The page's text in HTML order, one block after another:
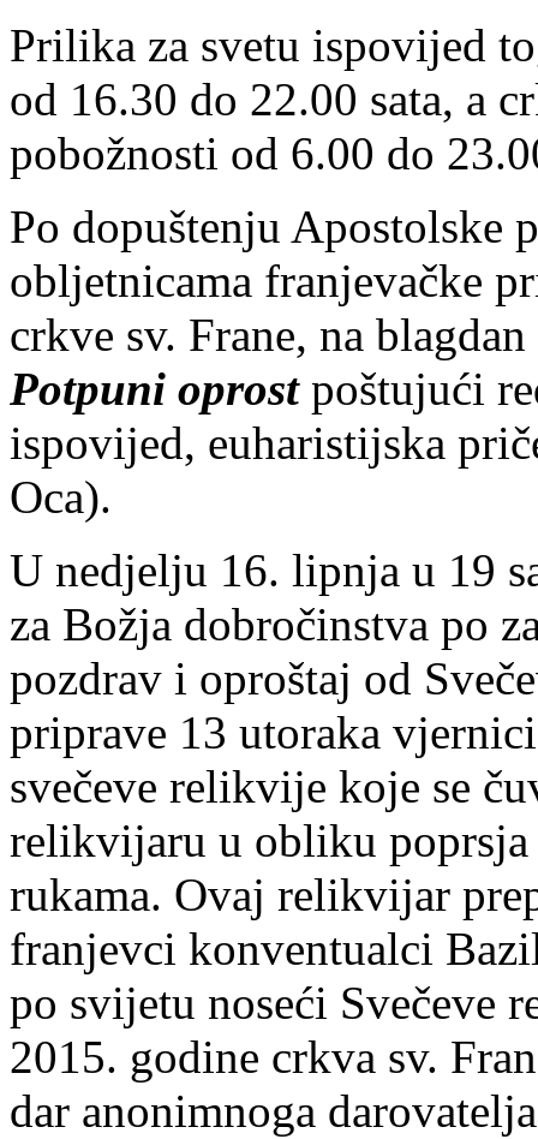
Prilika za svetu ispovijed
od 16.30 do 22.00 sata, a
pobožnosti od 6.00 do
Po dopuštenju Apostolske
obljetnicama franjevačke
crkve sv. Frane, na
Potpuni oprostpoštujući
ispovijed, euharistijska
Oca).
U nedjelju 16. lipnja u 19
za Božja dobročinstva po
pozdrav i oproštaj od
priprave 13 utoraka
svečeve relikvije koje se
relikvijaru u obliku poprsja
rukama. Ovaj relikvijar
franjevci konventualci
po svijetu noseći Svečeve
2015. godine crkva sv.
dar anonimnoga